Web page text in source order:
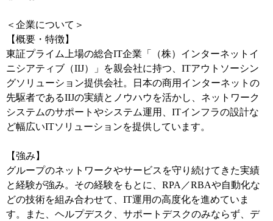
＜企業について＞
【概要・特徴】
東証プライム上場の総合IT企業「（株）インターネットイ
ニシアティブ（IIJ）」を親会社に持つ、ITアウトソーシン
グソリューション提供会社。日本の商用インターネットの
先駆者であるIIJの実績とノウハウを活かし、ネットワーク
システムのサポートやシステム運用、ITインフラの設計な
ど幅広いITソリューションを提供しています。
【強み】
グループのネットワークやサービスを守り続けてきた実績
と経験が強み。その経験をもとに、RPA／RBAや自動化な
どの技術を組み合わせて、IT運用の高度化を進めていま
す。また、ヘルプデスク、サポートデスクのみならず、デ